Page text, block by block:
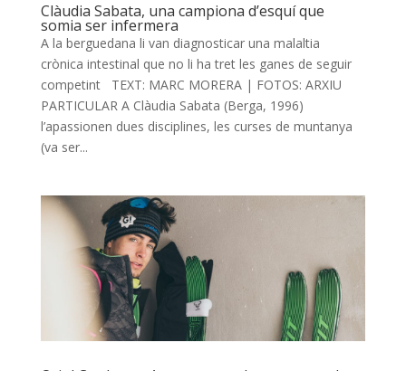
Clàudia Sabata, una campiona d’esquí que
somia ser infermera
A la berguedana li van diagnosticar una malaltia
crònica intestinal que no li ha tret les ganes de seguir
competint TEXT: MARC MORERA | FOTOS: ARXIU
PARTICULAR A Clàudia Sabata (Berga, 1996)
l’apassionen dues disciplines, les curses de muntanya
(va ser...